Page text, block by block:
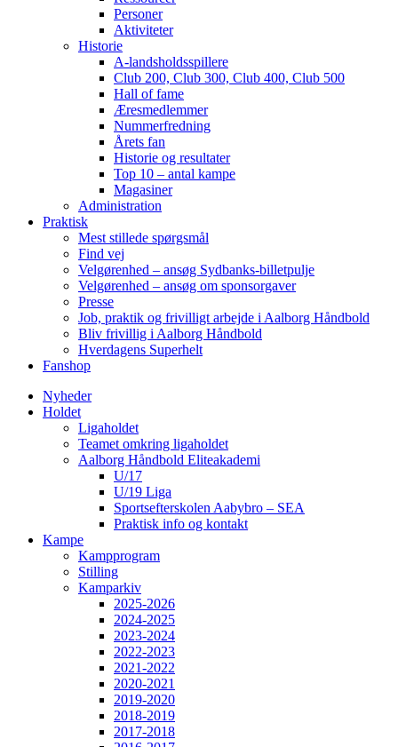
Personer
Aktiviteter
Historie
A-landsholdsspillere
Club 200, Club 300, Club 400, Club 500
Hall of fame
Æresmedlemmer
Nummerfredning
Årets fan
Historie og resultater
Top 10 – antal kampe
Magasiner
Administration
Praktisk
Mest stillede spørgsmål
Find vej
Velgørenhed – ansøg Sydbanks-billetpulje
Velgørenhed – ansøg om sponsorgaver
Presse
Job, praktik og frivilligt arbejde i Aalborg Håndbold
Bliv frivillig i Aalborg Håndbold
Hverdagens Superhelt
Fanshop
Nyheder
Holdet
Ligaholdet
Teamet omkring ligaholdet
Aalborg Håndbold Eliteakademi
U/17
U/19 Liga
Sportsefterskolen Aabybro – SEA
Praktisk info og kontakt
Kampe
Kampprogram
Stilling
Kamparkiv
2025-2026
2024-2025
2023-2024
2022-2023
2021-2022
2020-2021
2019-2020
2018-2019
2017-2018